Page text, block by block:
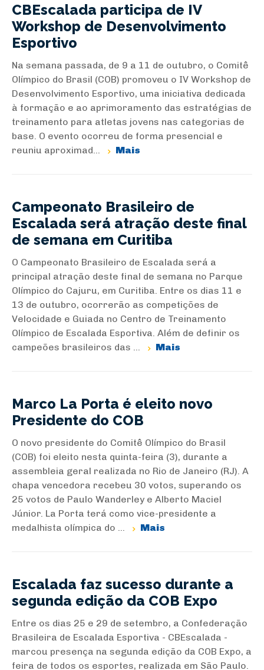
CBEscalada participa de IV
Workshop de Desenvolvimento
Esportivo
Na semana passada, de 9 a 11 de outubro, o Comitê
Olímpico do Brasil (COB) promoveu o IV Workshop de
Desenvolvimento Esportivo, uma iniciativa dedicada
à formação e ao aprimoramento das estratégias de
treinamento para atletas jovens nas categorias de
base. O evento ocorreu de forma presencial e
reuniu aproximad...
Mais
Campeonato Brasileiro de
Escalada será atração deste final
de semana em Curitiba
O Campeonato Brasileiro de Escalada será a
principal atração deste final de semana no Parque
Olímpico do Cajuru, em Curitiba. Entre os dias 11 e
13 de outubro, ocorrerão as competições de
Velocidade e Guiada no Centro de Treinamento
Olímpico de Escalada Esportiva. Além de definir os
campeões brasileiros das ...
Mais
Marco La Porta é eleito novo
Presidente do COB
O novo presidente do Comitê Olímpico do Brasil
(COB) foi eleito nesta quinta-feira (3), durante a
assembleia geral realizada no Rio de Janeiro (RJ). A
chapa vencedora recebeu 30 votos, superando os
25 votos de Paulo Wanderley e Alberto Maciel
Júnior. La Porta terá como vice-presidente a
medalhista olímpica do ...
Mais
Escalada faz sucesso durante a
segunda edição da COB Expo
Entre os dias 25 e 29 de setembro, a Confederação
Brasileira de Escalada Esportiva - CBEscalada -
marcou presença na segunda edição da COB Expo, a
feira de todos os esportes, realizada em São Paulo.